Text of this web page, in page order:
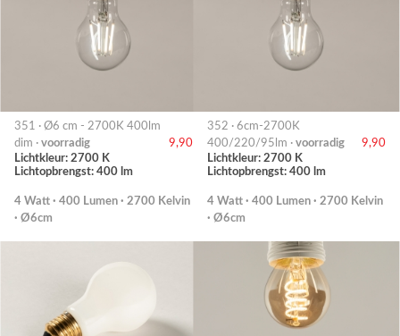
351 · Ø6 cm - 2700K 400lm
dim · voorradig
9,90
Lichtkleur: 2700 K
Lichtopbrengst: 400 lm
4 Watt · 400 Lumen · 2700 Kelvin
· Ø6cm
352 · 6cm-2700K
400/220/95lm · voorradig
9,90
Lichtkleur: 2700 K
Lichtopbrengst: 400 lm
4 Watt · 400 Lumen · 2700 Kelvin
· Ø6cm